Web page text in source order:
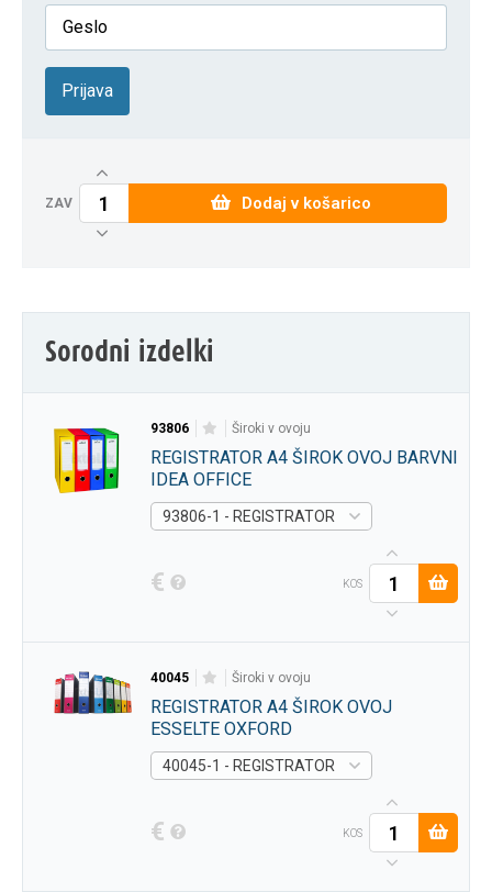
Prijava
ZAV Dodaj v košarico
Sorodni izdelki
93806 široki v ovoju
REGISTRATOR A4 ŠIROK OVOJ BARVNI
IDEA OFFICE
93806-1 - REGISTRATOR A4 ŠIROK OVOJ
€ KOS
40045 široki v ovoju
REGISTRATOR A4 ŠIROK OVOJ
ESSELTE OXFORD
40045-1 - REGISTRATOR A4 ŠIROK OVOJ
€ KOS